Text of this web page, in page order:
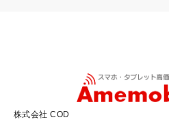
株式会社 COD